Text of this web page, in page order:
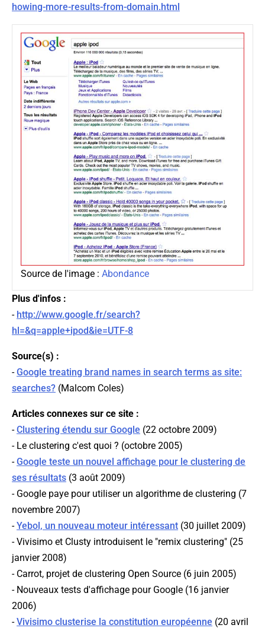
howing-more-results-from-domain.html
Source de l'image : Abondance
Plus d'infos :
- http://www.google.fr/search?
hl=&q=apple+ipod&ie=UTF-8
Source(s) :
-Google treating brand names in search terms as site:
searches? (Malcom Coles)
Articles connexes sur ce site :
-Clustering étendu sur Google (22 octobre 2009)
- Le clustering c'est quoi ? (octobre 2005)
-Google teste un nouvel affichage pour le clustering de
ses résultats (3 août 2009)
- Google paye pour utiliser un algorithme de clustering (7
novembre 2007)
-Yebol, un nouveau moteur intéressant (30 juillet 2009)
- Vivisimo et Clusty introduisent le "remix clustering" (25
janvier 2008)
- Carrot, projet de clustering Open Source (6 juin 2005)
- Nouveaux tests d'affichage pour Google (16 janvier
2006)
-Vivisimo clusterise la constitution européenne (20 avril